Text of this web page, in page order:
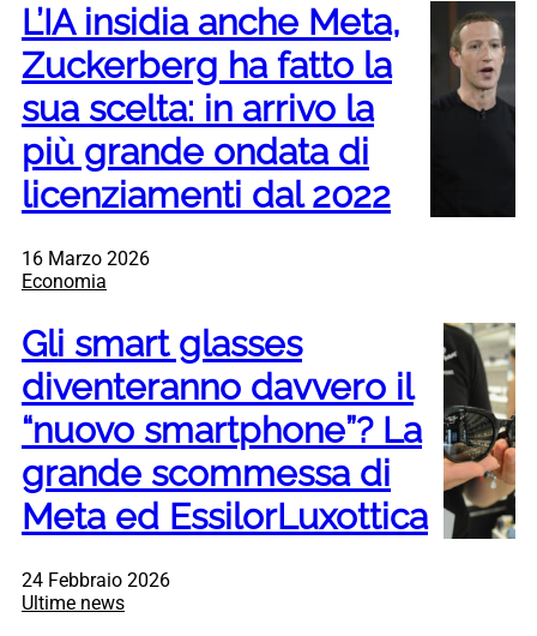
L’IA insidia anche Meta,
Zuckerberg ha fatto la
sua scelta: in arrivo la
più grande ondata di
licenziamenti dal 2022
16 Marzo 2026
Economia
Gli smart glasses
diventeranno davvero il
“nuovo smartphone”? La
grande scommessa di
Meta ed EssilorLuxottica
24 Febbraio 2026
Ultime news